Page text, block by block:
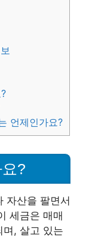
언제인가요?
?
자산을 팔면서
세금은 매매
며, 살고 있는